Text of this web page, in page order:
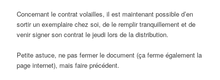
Concernant le contrat volailles, il est maintenant possible d’en
sortir un exemplaire chez soi, de le remplir tranquillement et de
venir signer son contrat le jeudi lors de la distribution.
Petite astuce, ne pas fermer le document (ça ferme également la
page internet), mais faire précédent.